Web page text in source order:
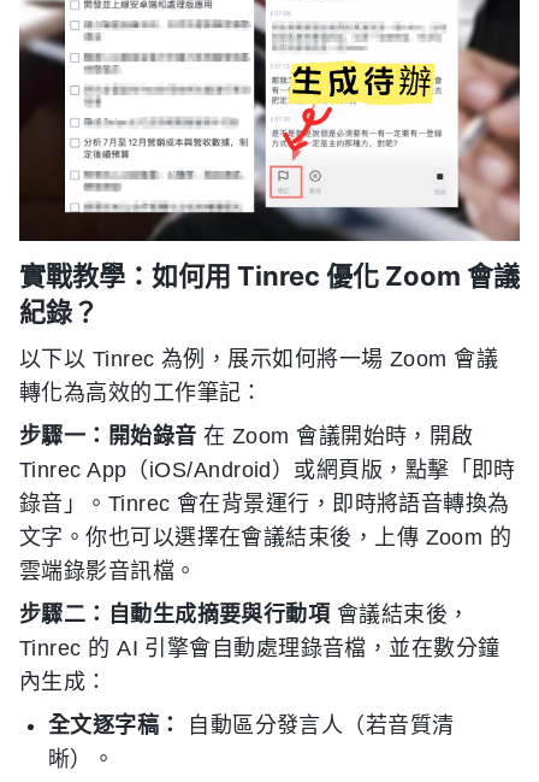
實戰教學：如何用 Tinrec 優化 Zoom 會議
紀錄？
以下以 Tinrec 為例，展示如何將一場 Zoom 會議
轉化為高效的工作筆記：
步驟一：開始錄音 在 Zoom 會議開始時，開啟
Tinrec App（iOS/Android）或網頁版，點擊「即時
錄音」。Tinrec 會在背景運行，即時將語音轉換為
文字。你也可以選擇在會議結束後，上傳 Zoom 的
雲端錄影音訊檔。
步驟二：自動生成摘要與行動項 會議結束後，
Tinrec 的 AI 引擎會自動處理錄音檔，並在數分鐘
內生成：
全文逐字稿：
自動區分發言人（若音質清
晰）。